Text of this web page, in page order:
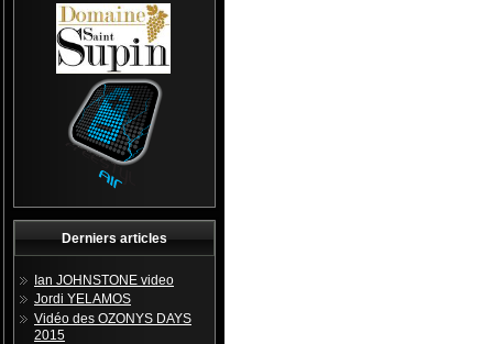
Derniers articles
Ian JOHNSTONE video
Jordi YELAMOS
Vidéo des OZONYS DAYS
2015